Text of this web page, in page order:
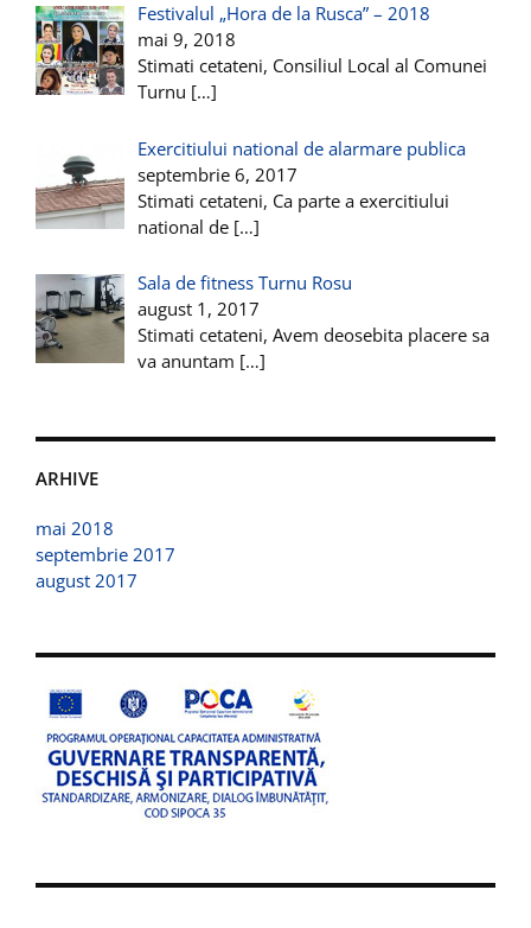
Festivalul „Hora de la Rusca” – 2018
mai 9, 2018
Stimati cetateni, Consiliul Local al Comunei
Turnu […]
Exercitiului national de alarmare publica
septembrie 6, 2017
Stimati cetateni, Ca parte a exercitiului
national de […]
Sala de fitness Turnu Rosu
august 1, 2017
Stimati cetateni, Avem deosebita placere sa
va anuntam […]
ARHIVE
mai 2018
septembrie 2017
august 2017